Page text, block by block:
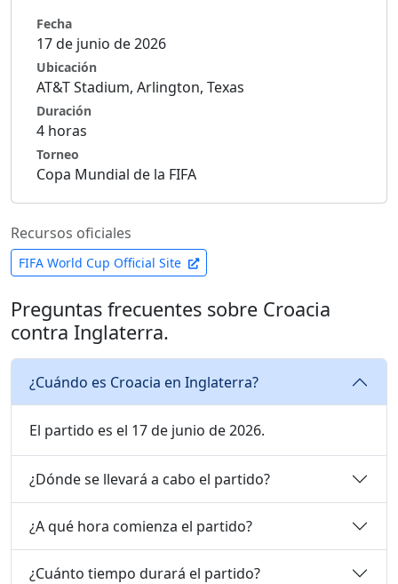
Fecha
17 de junio de 2026
Ubicación
AT&T Stadium, Arlington, Texas
Duración
4 horas
Torneo
Copa Mundial de la FIFA
Recursos oficiales
FIFA World Cup Official Site
Preguntas frecuentes sobre Croacia
contra Inglaterra.
¿Cuándo es Croacia en Inglaterra?
El partido es el 17 de junio de 2026.
¿Dónde se llevará a cabo el partido?
¿A qué hora comienza el partido?
¿Cuánto tiempo durará el partido?